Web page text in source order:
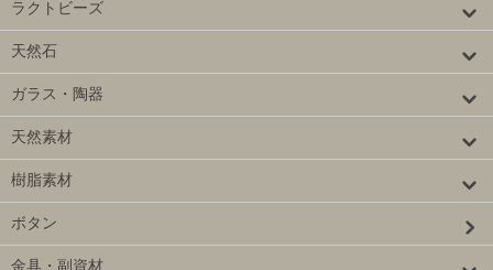
ラクトビーズ
天然石
ガラス・陶器
天然素材
樹脂素材
ボタン
金具・副資材